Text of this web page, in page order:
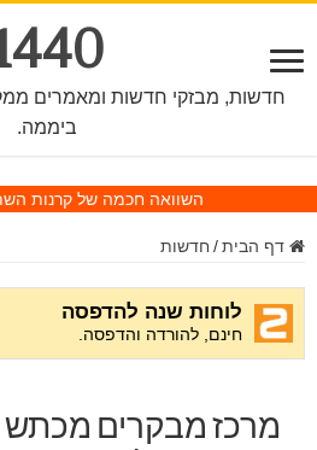
ביממה.
השוואה חכמה של קרנות
דף הבית / חדשות
מרכז מבקרים מכתש